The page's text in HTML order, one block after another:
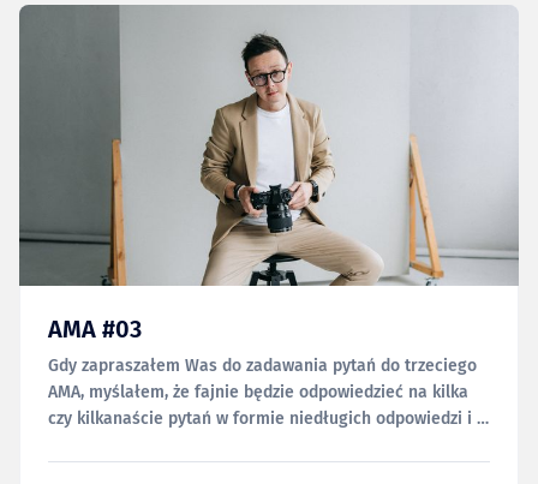
AMA #03
Gdy zapraszałem Was do zadawania pytań do trzeciego
AMA, myślałem, że fajnie będzie odpowiedzieć na kilka
czy kilkanaście pytań w formie niedługich odpowiedzi i w